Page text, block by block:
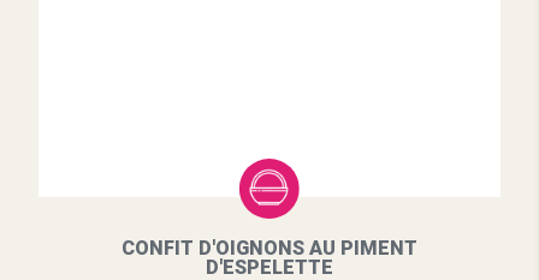
CONFIT D'OIGNONS AU PIMENT
D'ESPELETTE